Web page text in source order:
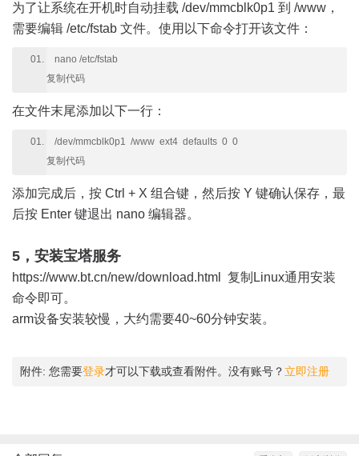
为了让系统在开机时自动挂载 /dev/mmcblk0p1 到 /www，
需要编辑 /etc/fstab 文件。使用以下命令打开该文件：
nano /etc/fstab
复制代码
在文件末尾添加以下一行：
/dev/mmcblk0p1 /www ext4 defaults 0 0
复制代码
添加完成后，按 Ctrl + X 组合键，然后按 Y 键确认保存，最
后按 Enter 键退出 nano 编辑器。
5，安装宝塔服务
https://www.bt.cn/new/download.html 复制Linux通用安装
命令即可。
arm设备安装较慢，大约需要40~60分钟安装。
附件: 您需要登录才可以下载或查看附件。没有账号？ 立即注册